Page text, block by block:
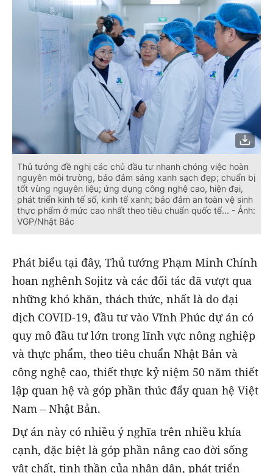
Thủ tướng đề nghị các chủ đầu tư nhanh chóng việc hoàn
nguyên môi trường, bảo đảm sáng xanh sạch đẹp; chuẩn bị
tốt vùng nguyên liệu; ứng dụng công nghệ cao, hiện đại,
phát triển kinh tế số, kinh tế xanh; bảo đảm an toàn vệ sinh
thực phẩm ở mức cao nhất theo tiêu chuẩn quốc tế... - Ảnh:
VGP/Nhật Bắc
Phát biểu tại đây, Thủ tướng Phạm Minh Chính
hoan nghênh Sojitz và các đối tác đã vượt qua
những khó khăn, thách thức, nhất là do đại
dịch COVID-19, đầu tư vào Vĩnh Phúc dự án có
quy mô đầu tư lớn trong lĩnh vực nông nghiệp
và thực phẩm, theo tiêu chuẩn Nhật Bản và
công nghệ cao, thiết thực kỷ niệm 50 năm thiết
lập quan hệ và góp phần thúc đẩy quan hệ Việt
Nam – Nhật Bản.
Dự án này có nhiều ý nghĩa trên nhiều khía
cạnh, đặc biệt là góp phần nâng cao đời sống
vật chất, tinh thần của nhân dân, phát triển